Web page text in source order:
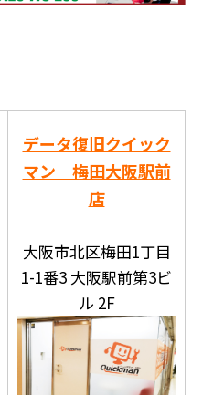
データ復旧クイック
マン 梅田大阪駅前
店
大阪市北区梅田1丁目
1-1番3 大阪駅前第3ビ
ル 2F